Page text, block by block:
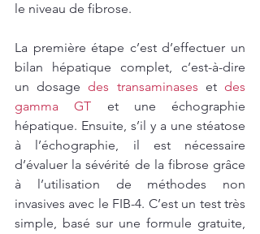
le niveau de fibrose.
La première étape c’est d’effectuer un
bilan hépatique complet, c’est-à-dire
un dosage des transaminases et des
gamma GT et une échographie
hépatique. Ensuite, s’il y a une stéatose
à l’échographie, il est nécessaire
d’évaluer la sévérité de la fibrose grâce
à l’utilisation de méthodes non
invasives avec le FIB-4. C’est un test très
simple, basé sur une formule gratuite,